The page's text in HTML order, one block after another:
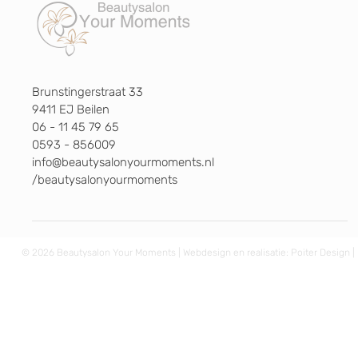
Brunstingerstraat 33
9411 EJ Beilen
06 - 11 45 79 65
0593 - 856009
info@beautysalonyourmoments.nl
/beautysalonyourmoments
© 2026 Beautysalon Your Moments | Webdesign en realisatie: Poiter Design